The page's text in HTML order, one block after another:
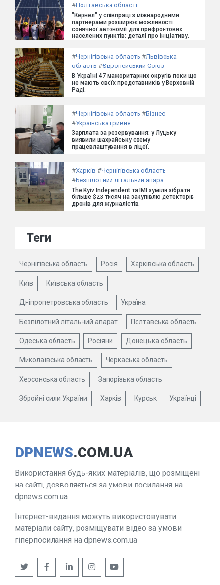
#Полтавська область
"Кернел" у співпраці з міжнародними
партнерами розширює можливості
сонячної автономії для прифронтових
населених пунктів: деталі про ініціативу.
#Чернігівська область #Львівська
область #Європейський Союз
В Україні 47 мажоритарних округів поки що
не мають своїх представників у Верховній
Раді.
#Чернігівська область #Бізнес
#Українська гривня
Зарплата за резервування: у Луцьку
виявили шахрайську схему
працевлаштування в ліцеї.
#Харків #Чернігівська область
#Безпілотний літальний апарат
The Kyiv Independent та ІМІ зуміли зібрати
більше $23 тисяч на закупівлю детекторів
дронів для журналістів.
Теги
Чернігівська область Росія Харківська область
Київ Київська область
Дніпропетровська область Україна
Безпілотний літальний апарат Полтавська область
Одеська область Росіяни Донецька область
Миколаївська область Черкаська область
Херсонська область Запорізька область
Збройні сили України Харків Курськ Українці
DPNEWS.COM.UA
Використання будь-яких матеріалів, що розміщені
на сайті, дозволяється за умови посилання на
dpnews.com.ua
Інтернет-видання можуть використовувати
матеріали сайту, розміщувати відео за умови
гіперпосилання на dpnews.com.ua